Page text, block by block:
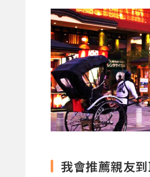
我會推薦親友